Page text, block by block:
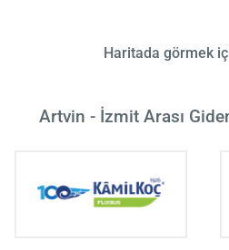
Haritada görmek
Artvin - İzmit Arası